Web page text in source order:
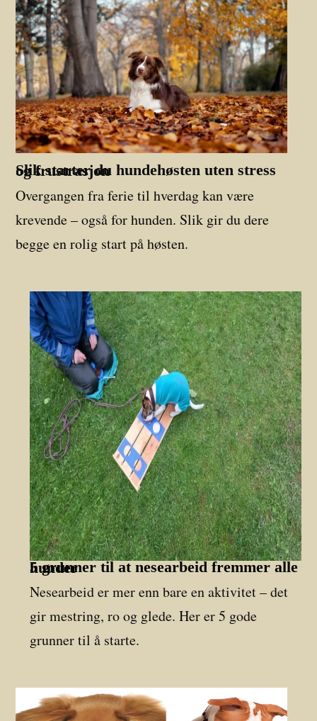
Slik starter du hundehøsten uten stress og frustrasjon
Overgangen fra ferie til hverdag kan være
krevende – også for hunden. Slik gir du dere
begge en rolig start på høsten.
5 grunner til at nesearbeid fremmer alle hunder
Nesearbeid er mer enn bare en aktivitet – det
gir mestring, ro og glede. Her er 5 gode
grunner til å starte.